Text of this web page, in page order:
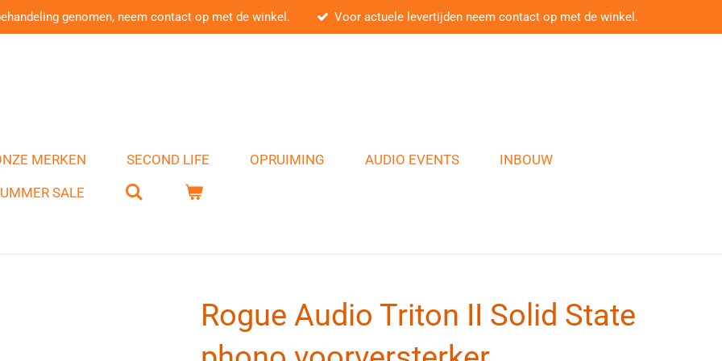
genomen, neem contact op met de winkel. Voor actuele levertijden neem contact op met de winkel.
MERKEN SECOND LIFE OPRUIMING AUDIO EVENTS INBOUW
SALE
Rogue Audio Triton II Solid State